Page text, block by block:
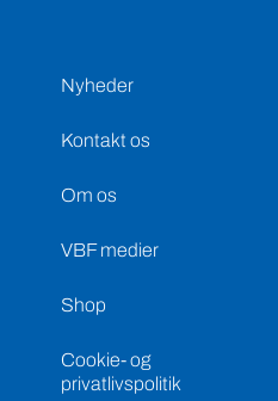
Nyheder
Kontakt os
Om os
VBF medier
Shop
Cookie- og
privatlivspolitik